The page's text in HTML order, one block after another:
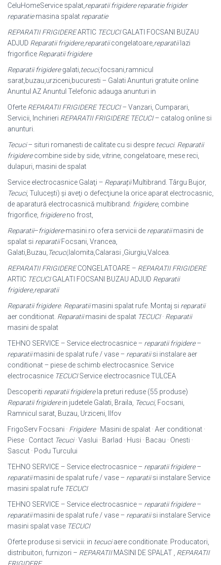
CeluHomeService spalat,reparatii frigidere reparatie frigider
reparatiemasina spalat reparatie
REPARATII FRIGIDEREARTIC TECUCIGALATI FOCSANI BUZAU
ADJUD Reparatii frigidere,reparatiicongelatoare,reparatiilazi
frigorifice Reparatii frigidere
Reparatii frigideregalati,tecuci,focsani,ramnicul
sarat,buzau,urziceni,bucuresti – Galati Anunturi gratuite online
Anuntul AZ Anuntul Telefonic adauga anunturi in
Oferte REPARATII FRIGIDERE TECUCI– Vanzari, Cumparari,
Servicii, Inchirieri REPARATII FRIGIDERE TECUCI– catalog online si
anunturi.
Tecuci– situri romanesti de calitate cu si despre tecuci. Reparatii
frigiderecombine side by side, vitrine, congelatoare, mese reci,
dulapuri, masini de spalat
Service electrocasnice Galaţi – ReparaţiiMultibrand. Târgu Bujor,
Tecuci, Tuluceşti) şi aveţi o defecţiune la orice aparat electrocasnic,
de aparatură electrocasnică multibrand: frigidere, combine
frigorifice, frigidereno frost,
Reparatii–frigidere-masini.ro ofera servicii de reparatiimasini de
spalat si reparatiiFocsani, Vrancea,
Galati,Buzau,Tecuci,Ialomita,Calarasi ,Giurgiu,Valcea.
REPARATII FRIGIDERECONGELATOARE – REPARATII FRIGIDERE
ARTIC TECUCIGALATI FOCSANI BUZAU ADJUD Reparatii
frigidere,reparatii
Reparatii frigidere. Reparatiimasini spalat rufe. Montaj si reparatii
aer conditionat. Reparatiimasini de spalat TECUCI· Reparatii
masini de spalat
TEHNO SERVICE – Service electrocasnice – reparatii frigidere–
reparatiimasini de spalat rufe / vase – reparatiisi instalare aer
conditionat – piese de schimb electrocasnice. Service
electrocasnice TECUCIService electrocasnice TULCEA
Descoperiti reparatii frigiderela preturi reduse (55 produse)
Reparatii frigiderein judetele Galati, Braila, Tecuci, Focsani,
Ramnicul sarat, Buzau, Urziceni, Ilfov
FrigoServ Focsani · Frigidere· Masini de spalat · Aer conditionat ·
Piese · Contact Tecuci· Vaslui · Barlad · Husi · Bacau · Onesti ·
Sascut · Podu Turcului
TEHNO SERVICE – Service electrocasnice – reparatii frigidere–
reparatiimasini de spalat rufe / vase – reparatiisi instalare Service
masini spalat rufe TECUCI
TEHNO SERVICE – Service electrocasnice – reparatii frigidere–
reparatiimasini de spalat rufe / vase – reparatiisi instalare Service
masini spalat vase TECUCI
Oferte produse si servicii: in tecuciaere conditionate. Producatori,
distribuitori, furnizori – REPARATIIMASINI DE SPALAT , REPARATII